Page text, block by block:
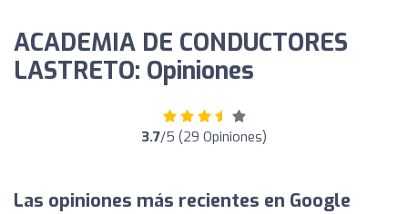
ACADEMIA DE CONDUCTORES
LASTRETO: Opiniones
3.7/5 (29 Opiniones)
Las opiniones más recientes en Google